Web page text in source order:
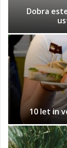
Dobra
10 let in